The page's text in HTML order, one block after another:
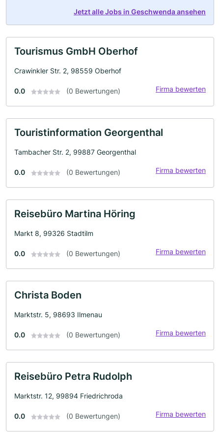
Jetzt alle Jobs in Geschwenda ansehen
Tourismus GmbH Oberhof
Crawinkler Str. 2, 98559 Oberhof
0.0 (0 Bewertungen) Firma bewerten
Touristinformation Georgenthal
Tambacher Str. 2, 99887 Georgenthal
0.0 (0 Bewertungen) Firma bewerten
Reisebüro Martina Höring
Markt 8, 99326 Stadtilm
0.0 (0 Bewertungen) Firma bewerten
Christa Boden
Marktstr. 5, 98693 Ilmenau
0.0 (0 Bewertungen) Firma bewerten
Reisebüro Petra Rudolph
Marktstr. 12, 99894 Friedrichroda
0.0 (0 Bewertungen) Firma bewerten